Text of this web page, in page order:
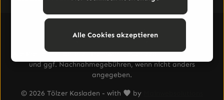
Vertrag widerrufen
© 2026 Tölzer Kasladen - with by
Alle Preise inkl. gesetzl. Mehrwertsteuer zzgl.Versandkosten
und ggf. Nachnahmegebühren, wenn nicht anders
angegeben.
Alle Cookies akzeptieren